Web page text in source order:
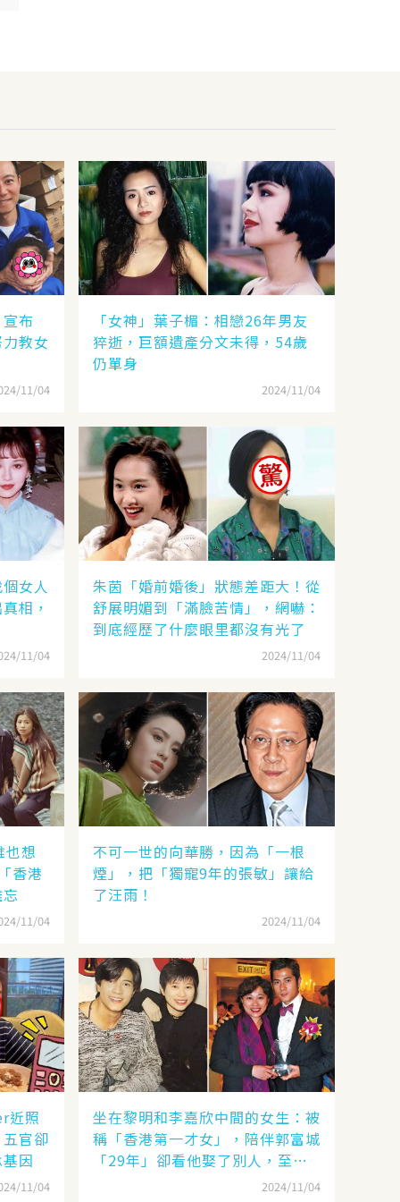
布
力教女
11/04
「女神」葉子楣：相戀26年男友
猝逝，巨額遺產分文未得，54歲
仍單身
2024/11/04
女人
相，
11/04
朱茵「婚前婚後」狀態差距大！從
舒展明媚到「滿臉苦情」，網嚇：
到底經歷了什麼眼里都沒有光了
2024/11/04
也想
香港
11/04
不可一世的向華勝，因為「一根
煙」，把「獨寵9年的張敏」讓給
了汪雨！
2024/11/04
近照
官卻
因
11/04
坐在黎明和李嘉欣中間的女生：被
稱「香港第一才女」，陪伴郭富城
「29年」卻看他娶了別人，至今
2024/11/04